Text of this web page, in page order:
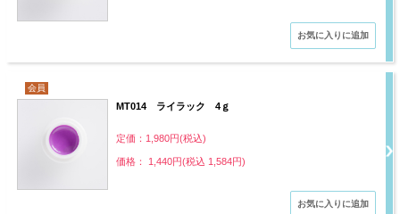
会員
MT014 ライラック 4ｇ
定価：1,980円(税込)
価格： 1,440円(税込 1,584円)